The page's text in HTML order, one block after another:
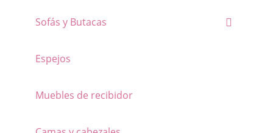
opciones
pueden
Sofás y Butacas
Espejos
Muebles de recibidor